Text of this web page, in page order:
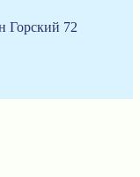
Горский 72